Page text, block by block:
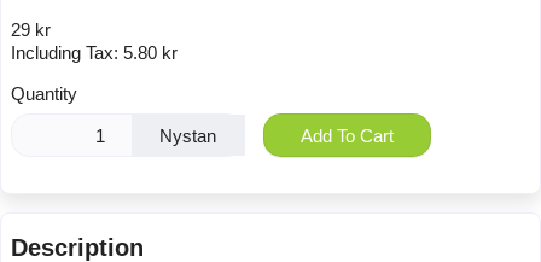
29 kr
Including Tax: 5.80 kr
Quantity
Nystan Add To Cart
Description